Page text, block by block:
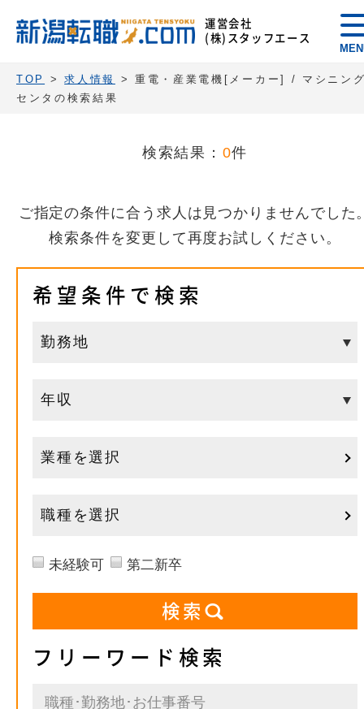
運営会社
(株)スタッフエース
TOP >求人情報
> 重電・産業電機[メーカー] / マシニン
センタの検索結果
検索結果： 0件
ご指定の条件に合う求人は見つかりませんでした
検索条件を変更して再度お試しください。
希望条件で検索
業種を選択
職種を選択
未経験可 第二新卒
フリーワード検索